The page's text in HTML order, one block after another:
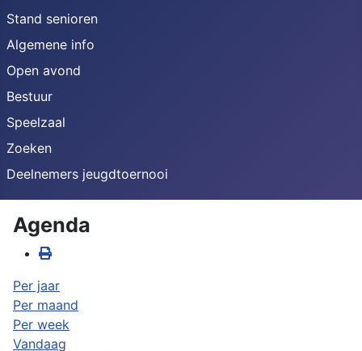
Stand senioren
Algemene info
Open avond
Bestuur
Speelzaal
Zoeken
Deelnemers jeugdtoernooi
Agenda
Per jaar
Per maand
Per week
Vandaag